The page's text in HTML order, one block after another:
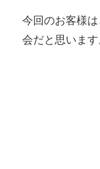
今回のお客様
会だと思います